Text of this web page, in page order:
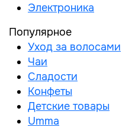
Электроника
Популярное
Уход за волосами
Чаи
Сладости
Конфеты
Детские товары
Umma